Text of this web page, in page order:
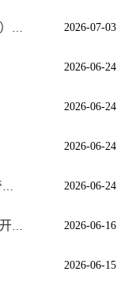
州委党校举办全州党校（行政学院）系统科研咨政交流座谈会 2026-07-03
2026-06-24
2026-06-24
2026-06-24
全国党建工作座谈会在京召开 蔡奇出席并讲话 李希出席 2026-06-24
中共黔南州委党校赴福泉市委党校开展联合教研活动 2026-06-16
2026-06-15